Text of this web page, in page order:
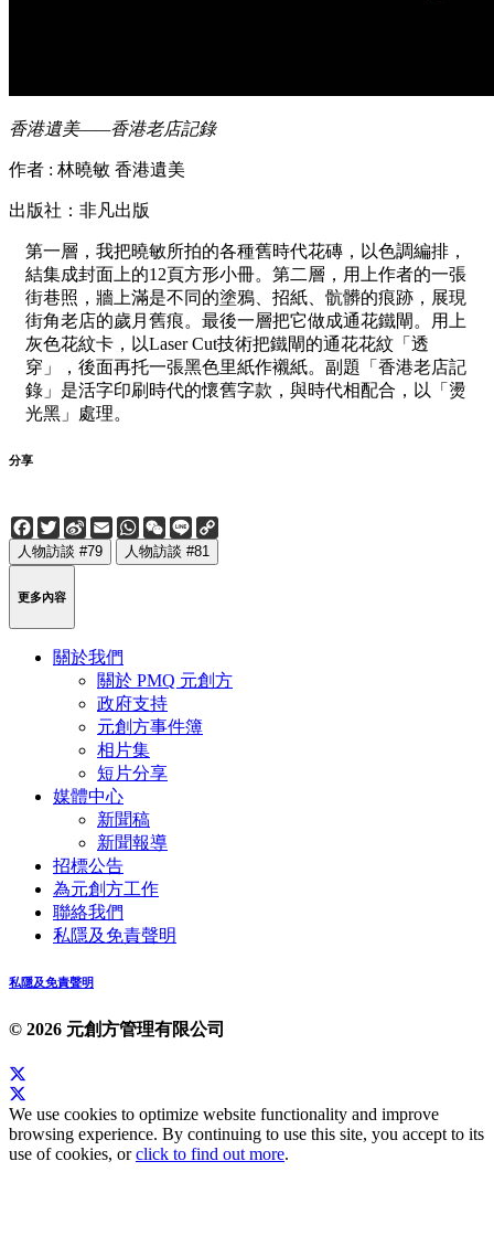
香港遺美——香港老店記錄
作者 : 林曉敏 香港遺美
出版社：非凡出版
第一層，我把曉敏所拍的各種舊時代花磚，以色調編排，
結集成封面上的12頁方形小冊。第二層，用上作者的一張
街巷照，牆上滿是不同的塗鴉、招紙、骯髒的痕跡，展現
街角老店的歲月舊痕。最後一層把它做成通花鐵閘。用上
灰色花紋卡，以Laser Cut技術把鐵閘的通花花紋「透
穿」，後面再托一張黑色里紙作襯紙。副題「香港老店記
錄」是活字印刷時代的懷舊字款，與時代相配合，以「燙
光黑」處理。
分享
Facebook
Twitter
Sina
Weibo
EmailWhatsApp
WeChat
Line
人物訪談 #79 人物訪談 #81
更多內容
關於我們
關於 PMQ 元創方
政府支持
元創方事件簿
相片集
短片分享
媒體中心
新聞稿
新聞報導
招標公告
為元創方工作
聯絡我們
私隱及免責聲明
私隱及免責聲明
© 2026 元創方管理有限公司
We use cookies to optimize website functionality and improve
browsing experience. By continuing to use this site, you accept to its
use of cookies, orclick to find out more.